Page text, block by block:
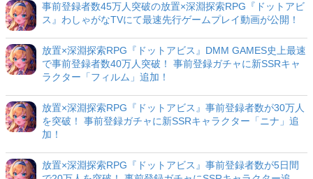
事前登録者数45万人突破の放置×深淵探索RPG『ドットアビ
ス』わしゃがなTVにて最速先行ゲームプレイ動画が公開！
放置×深淵探索RPG『ドットアビス』DMM GAMES史上最速
で事前登録者数40万人突破！ 事前登録ガチャに新SSRキャ
ラクター「フィルム」追加！
放置×深淵探索RPG『ドットアビス』事前登録者数が30万人
を突破！ 事前登録ガチャに新SSRキャラクター「ニナ」追
加！
放置×深淵探索RPG『ドットアビス』事前登録者数が5日間